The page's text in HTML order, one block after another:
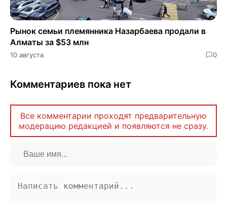
Рынок семьи племянника Назарбаева продали в
Алматы за $53 млн
10 августа 0
Комментариев пока нет
Все комментарии проходят предварительную
модерацию редакцией и появляются не сразу.